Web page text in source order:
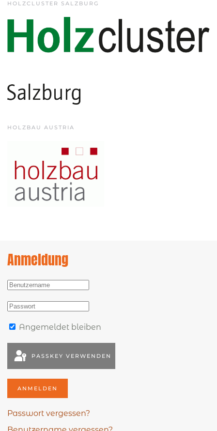
HOLZCLUSTER SALZBURG
HOLZBAU AUSTRIA
Anmeldung
Angemeldet bleiben
PASSKEY VERWENDEN
ANMELDEN
Passwort vergessen?